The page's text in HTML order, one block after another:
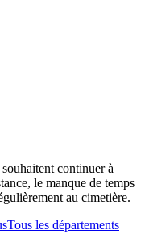
continuer à
le manque de temps
au cimetière.
Tous les départements